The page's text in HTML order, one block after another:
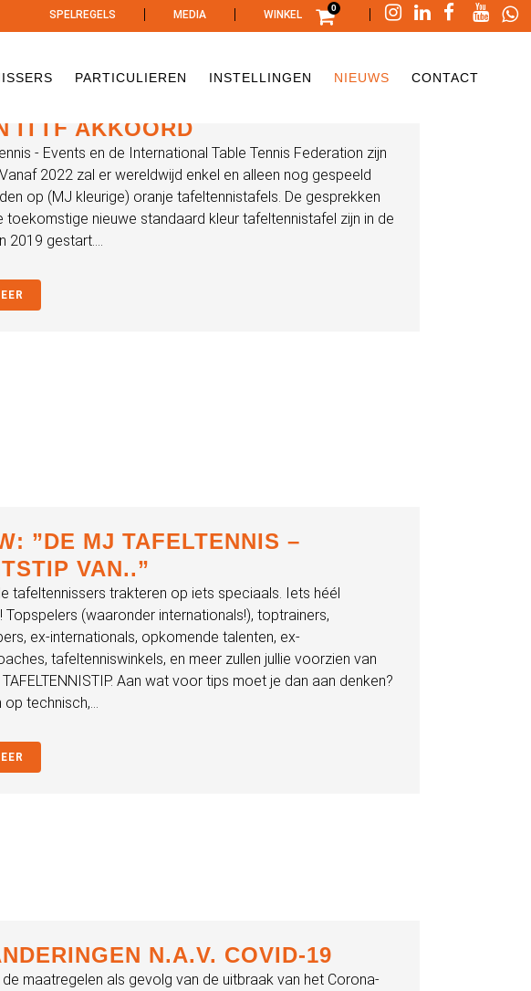
SPELREGELS | MEDIA | WINKEL
0 |
PARTICULIEREN INSTELLINGEN NIEUWS CONTACT
ITTF AKKOORD
- Events en de International Table Tennis Federation zijn
2022 zal er wereldwijd enkel en alleen nog gespeeld
op (MJ kleurige) oranje tafeltennistafels. De gesprekken
toekomstige nieuwe standaard kleur tafeltennistafel zijn in de
2019 gestart....
”DE MJ TAFELTENNIS –
VAN..”
tafeltennissers trakteren op iets speciaals. Iets héél
Topspelers (waaronder internationals!), toptrainers,
ex-internationals, opkomende talenten, ex-
tafeltenniswinkels, en meer zullen jullie voorzien van
TAFELTENNISTIP. Aan wat voor tips moet je dan aan denken?
op technisch,...
N.A.V. COVID-19
maatregelen als gevolg van de uitbraak van het Corona-